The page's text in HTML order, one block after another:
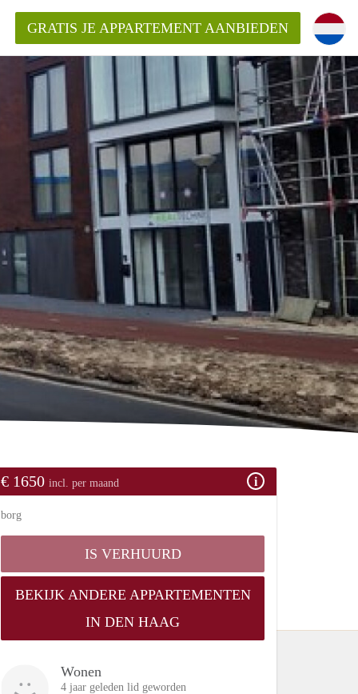
in Den Haag?
DenHaag?
GRATIS JE APPARTEMENT AANBIEDEN
€ 1650 incl. per maand
borg
IS VERHUURD
BEKIJK ANDERE APPARTEMENTEN
IN DEN HAAG
Wonen
4 jaar geleden lid geworden